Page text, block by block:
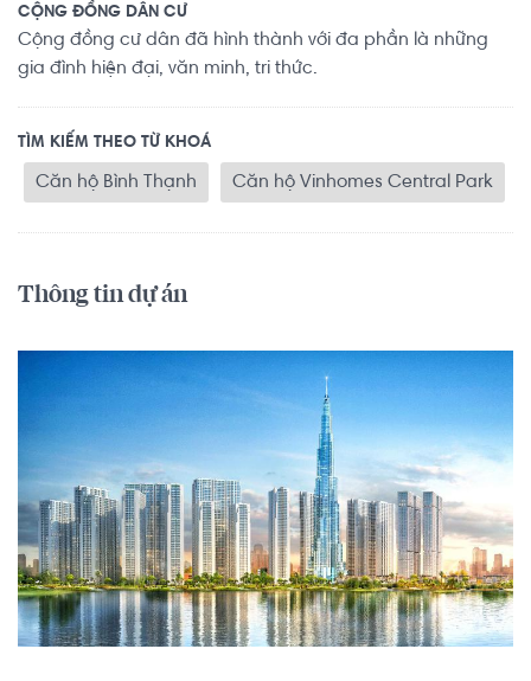
CỘNG ĐỒNG DÂN CƯ
Cộng đồng cư dân đã hình thành với đa phần là những
gia đình hiện đại, văn minh, tri thức.
TÌM KIẾM THEO TỪ KHOÁ
Căn hộ Bình Thạnh Căn hộ Vinhomes Central Park
Thông tin dự án